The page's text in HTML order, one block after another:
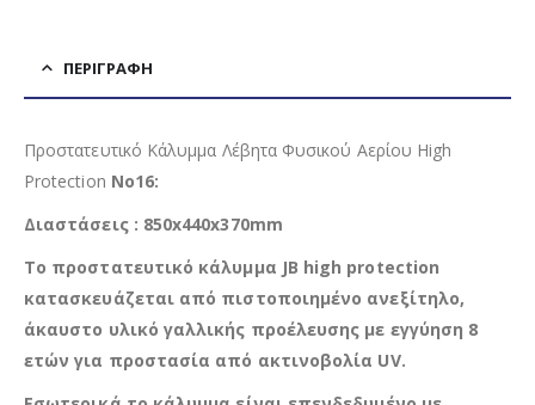
ΠΕΡΙΓΡΑΦΉ
Προστατευτικό Κάλυμμα Λέβητα Φυσικού Αερίου High
Protection No16:
Διαστάσεις : 850x440x370mm
Το προστατευτικό κάλυμμα JB high protection
κατασκευάζεται από πιστοποιημένο ανεξίτηλο,
άκαυστο υλικό γαλλικής προέλευσης με εγγύηση 8
ετών για προστασία από ακτινοβολία UV.